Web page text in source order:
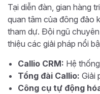
Tại diễn đàn, gian hàng
quan tâm của đông đảo
tham dự. Đội ngũ
thiệu các giải pháp nổi
Callio CRM: Hệ
Tổng đài Callio: Giải
Công cụ tự động